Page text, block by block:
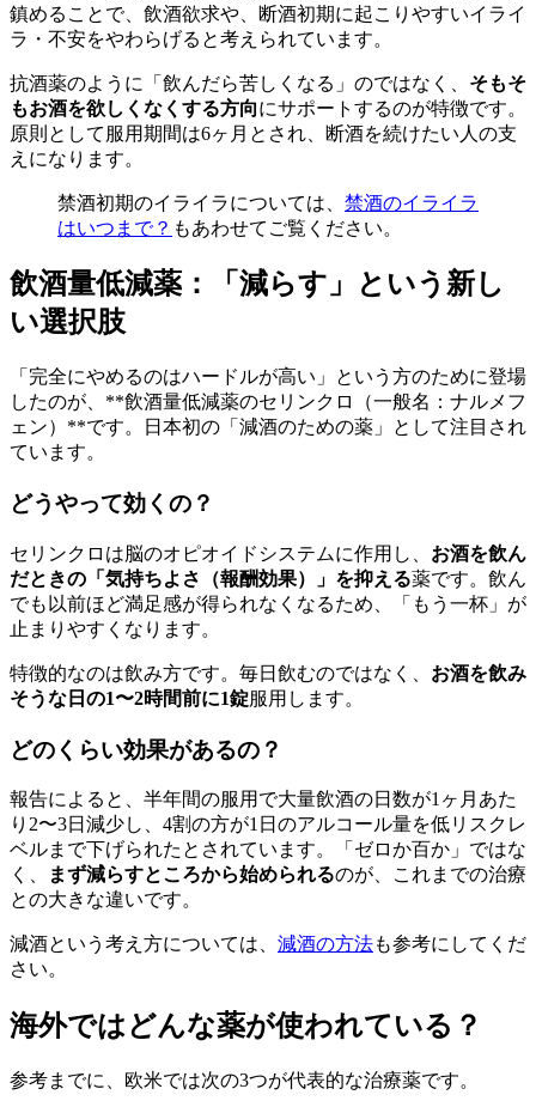
鎮めることで、飲酒欲求や、断酒初期に起こりやすいイライ
ラ・不安をやわらげると考えられています。
抗酒薬のように「飲んだら苦しくなる」のではなく、 そもそ
もお酒を欲しくなくする方向にサポートするのが特徴です。
原則として服用期間は6ヶ月とされ、断酒を続けたい人の支
えになります。
禁酒初期のイライラについては、 禁酒のイライラ
はいつまで？ もあわせてご覧ください。
飲酒量低減薬：「減らす」という新し
い選択肢
「完全にやめるのはハードルが高い」という方のために登場
したのが、**飲酒量低減薬のセリンクロ（一般名：ナルメフ
ェン）**です。日本初の「減酒のための薬」として注目され
ています。
どうやって効くの？
セリンクロは脳のオピオイドシステムに作用し、 お酒を飲ん
だときの「気持ちよさ（報酬効果）」を抑える薬です。飲ん
でも以前ほど満足感が得られなくなるため、「もう一杯」が
止まりやすくなります。
特徴的なのは飲み方です。毎日飲むのではなく、 お酒を飲み
そうな日の1〜2時間前に1錠服用します。
どのくらい効果があるの？
報告によると、半年間の服用で大量飲酒の日数が1ヶ月あた
り2〜3日減少し、4割の方が1日のアルコール量を低リスクレ
ベルまで下げられたとされています。「ゼロか百か」ではな
く、
まず減らすところから始められるのが、これまでの治療
との大きな違いです。
減酒という考え方については、 減酒の方法も参考にしてくだ
さい。
海外ではどんな薬が使われている？
参考までに、欧米では次の3つが代表的な治療薬です。